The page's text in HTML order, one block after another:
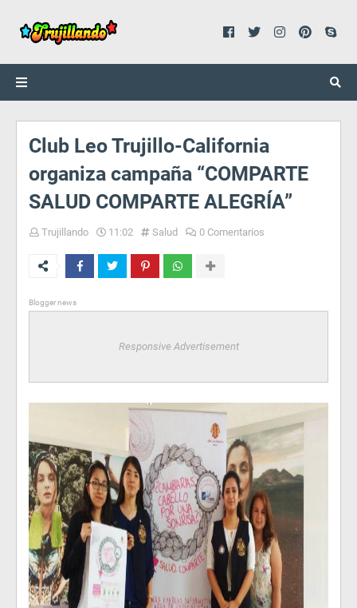
Club Leo Trujillo-California
organiza campaña “COMPARTE
SALUD COMPARTE ALEGRÍA”
Trujillando 11:02 Salud 0 Comentarios
Blogger news
Responsive Advertisement